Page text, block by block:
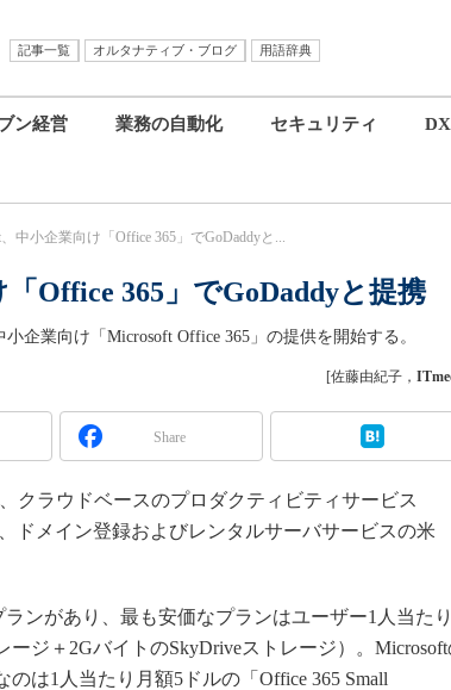
記事一覧 オルタナティブ・ブログ
用語辞典
ン経営 業務の自動化 セキュリティ
中小企業向け「Office 365」でGoDaddyと...
Office 365」でGoDaddyと提携
企業向け「Microsoft Office 365」の提供を開始する。
[佐藤由紀子，
Share
クラウドベースのプロダクティビティサービス
ドメイン登録およびレンタルサーバサービスの米
ンがあり、最も安価なプランはユーザー1人当た
ージ＋2GバイトのSkyDriveストレージ）。
は1人当たり月額5ドルの「Office 365 Small